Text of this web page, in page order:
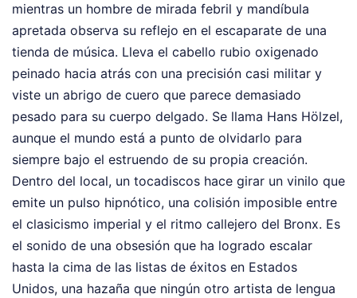
mientras un hombre de mirada febril y mandíbula
apretada observa su reflejo en el escaparate de una
tienda de música. Lleva el cabello rubio oxigenado
peinado hacia atrás con una precisión casi militar y
viste un abrigo de cuero que parece demasiado
pesado para su cuerpo delgado. Se llama Hans Hölzel,
aunque el mundo está a punto de olvidarlo para
siempre bajo el estruendo de su propia creación.
Dentro del local, un tocadiscos hace girar un vinilo que
emite un pulso hipnótico, una colisión imposible entre
el clasicismo imperial y el ritmo callejero del Bronx. Es
el sonido de una obsesión que ha logrado escalar
hasta la cima de las listas de éxitos en Estados
Unidos, una hazaña que ningún otro artista de lengua